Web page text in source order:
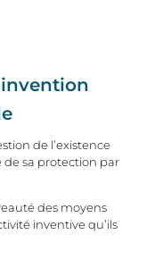
invention
de l’existence
de sa protection par
des moyens
inventive qu’ils